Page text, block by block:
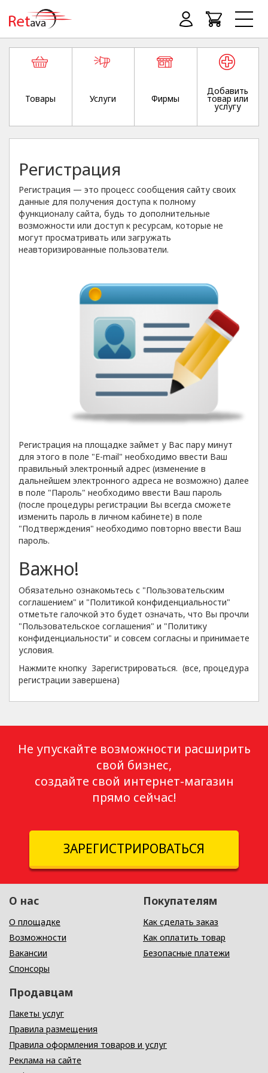
Товары Услуги Фирмы
Добавить
товар или
услугу
Регистрация
Регистрация — это процесс сообщения сайту своих
данные для получения доступа к полному
функционалу сайта, будь то дополнительные
возможности или доступ к ресурсам, которые не
могут просматривать или загружать
неавторизированные пользователи.
Регистрация на площадке займет у Вас пару минут
для этого в поле "E-mail" необходимо ввести Ваш
правильный электронный адрес (изменение в
дальнейшем электронного адреса не возможно) далее
в поле "Пароль" необходимо ввести Ваш пароль
(после процедуры регистрации Вы всегда сможете
изменить пароль в личном кабинете) в поле
"Подтверждения" необходимо повторно ввести Ваш
пароль.
Важно!
Обязательно ознакомьтесь с "Пользовательским
соглашением" и "Политикой конфиденциальности"
отметьте галочкой это будет означать, что Вы прочли
"Пользовательское соглашения" и "Политику
конфиденциальности" и совсем согласны и принимаете
условия.
Нажмите кнопку Зарегистрироваться. (все, процедура
регистрации завершена)
Не упускайте возможности расширить
свой бизнес,
создайте свой интернет-магазин
прямо сейчас!
ЗАРЕГИСТРИРОВАТЬСЯ
О нас
О площадке
Возможности
Вакансии
Спонсоры
Покупателям
Как сделать заказ
Как оплатить товар
Безопасные платежи
Продавцам
Пакеты услуг
Правила размещения
Правила оформления товаров и услуг
Реклама на сайте